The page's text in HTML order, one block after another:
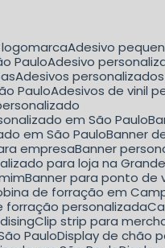
logomarca Adesivo
Paulo Adesivo
Adesivos
Paulo Adesivos de vinil
em São Paulo
em São Paulo Banner
empresa Banner
para loja na
Banner para ponto de
de forração em
forração personalizada
Clip strip para
Paulo Display de chão